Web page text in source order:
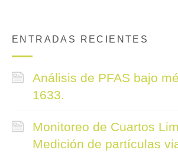
ENTRADAS RECIENTES
Análisis de PFAS bajo
1633.
Monitoreo de Cuartos
Medición de partículas